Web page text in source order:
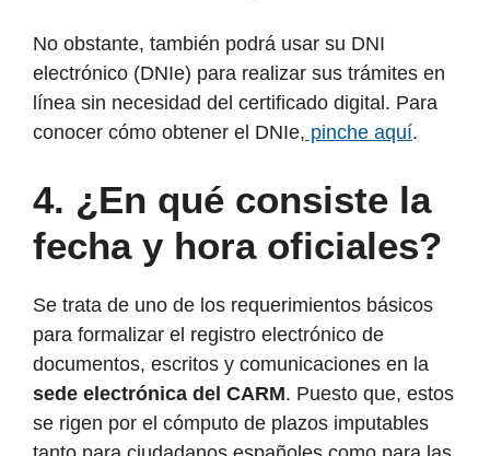
No obstante, también podrá usar su DNI
electrónico (DNIe) para realizar sus trámites en
línea sin necesidad del certificado digital. Para
conocer cómo obtener el DNIe, pinche aquí.
4. ¿En qué consiste la
fecha y hora oficiales?
Se trata de uno de los requerimientos básicos
para formalizar el registro electrónico de
documentos, escritos y comunicaciones en la
sede electrónica del CARM. Puesto que, estos
se rigen por el cómputo de plazos imputables